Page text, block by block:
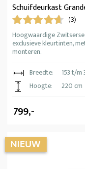
Schuifdeurkast
(3)
Hoogwaardige
exclusieve kleurtinten,
monteren.
Breedte:
153 t/m
Hoogte:
220 cm
799,-